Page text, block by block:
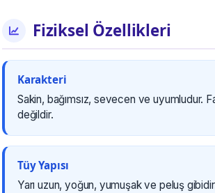
Fiziksel Özellikleri
Karakteri
Sakin, bağımsız, sevecen ve uyumludur.
değildir.
Tüy Yapısı
Yarı uzun, yoğun, yumuşak ve peluş